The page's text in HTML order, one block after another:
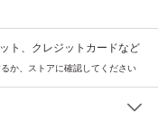
ト、クレジットカードなど
か、ストアに確認してください